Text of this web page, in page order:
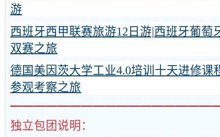
游
西班牙西甲联赛旅游12日游|西班牙葡萄
双赛之旅
德国美因茨大学工业4.0培训十天进修课
参观考察之旅
独立包团说明：